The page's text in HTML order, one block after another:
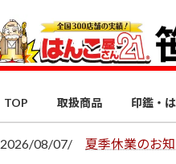
TOP 取扱商品 印鑑・
2026/08/07/ 夏季休業のお